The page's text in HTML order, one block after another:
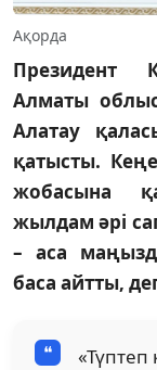
Ақорда
Президент
Алматы
Алатау
қатысты.
жобасына
жылдам әрі
– аса
баса айтты,